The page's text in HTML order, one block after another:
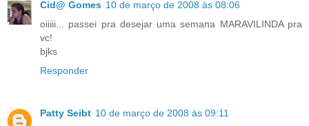
Cid@ Gomes 10 de março de 2008 às 08:06
oiiiii... passei pra desejar uma semana MARAVILINDA pra
vc!
bjks
Responder
Patty Seibt 10 de março de 2008 às 09:11